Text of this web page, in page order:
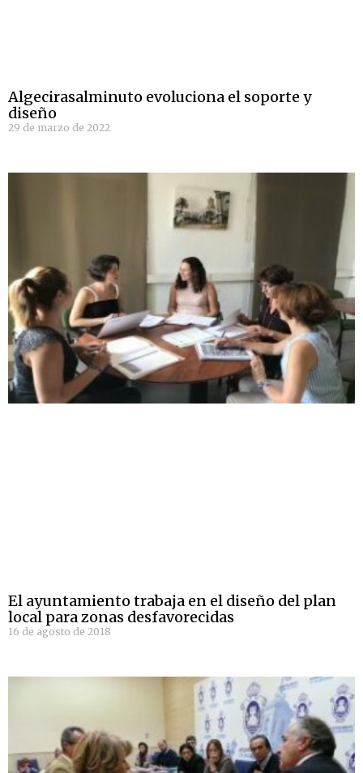
Algecirasalminuto evoluciona el soporte y
diseño
29 de marzo de 2022
El ayuntamiento trabaja en el diseño del plan
local para zonas desfavorecidas
16 de agosto de 2018